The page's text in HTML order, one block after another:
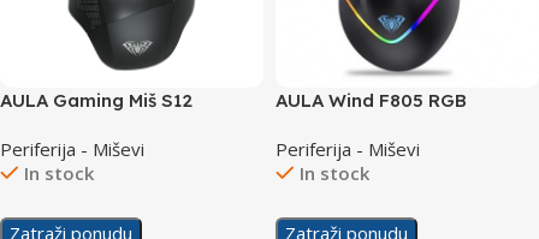
AULA Gaming Miš S12
Periferija - Miševi
In stock
Zatraži ponudu
AULA Wind F805 RGB
Periferija - Miševi
In stock
Zatraži ponudu